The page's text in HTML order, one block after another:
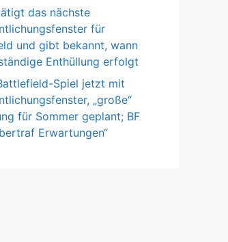
das nächste
für
und gibt bekannt, wann
Enthüllung erfolgt
Spiel jetzt mit
„große“
für Sommer geplant; BF
Erwartungen“